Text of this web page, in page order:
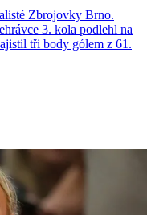
Zbrojovky Brno.
3. kola podlehl na
tři body gólem z 61.